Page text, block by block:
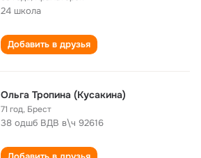
24 школа
Добавить в друзья
Ольга Тропина (Кусакина)
71 год, Брест
38 одшб ВДВ в\ч 92616